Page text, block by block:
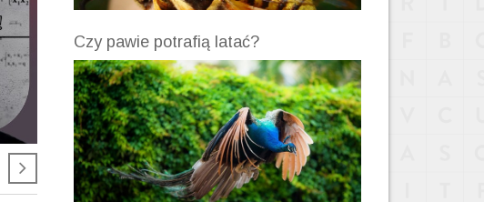
Czy pawie potrafią latać?